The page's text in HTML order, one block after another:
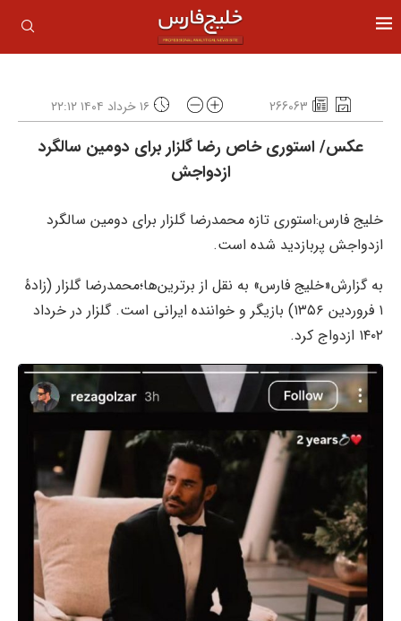
266063 ۱۶ خرداد ۱۴۰۴ ۲۲:۱۲
عکس/ استوری خاص رضا گلزار برای دومین سالگرد
ازدواجش
خلیج فارس:استوری تازه محمدرضا گلزار برای دومین سالگرد
ازدواجش پربازدید شده است.
به گزارش«خلیج فارس» به نقل از برترین‌ها؛محمدرضا گلزار (زادهٔ
۱ فروردین ۱۳۵۶) بازیگر و خواننده ایرانی است. گلزار در خرداد
۱۴۰۲ ازدواج کرد.